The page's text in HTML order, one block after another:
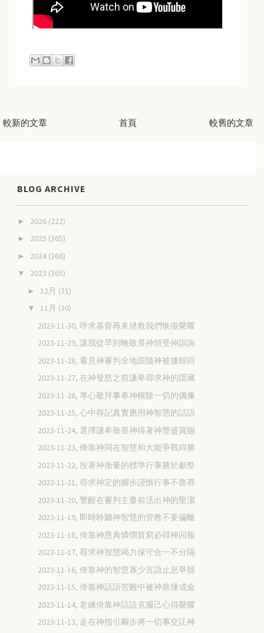
較新的文章 較舊的文章
首頁
BLOG ARCHIVE
► 2026 (222)
► 2025 (365)
► 2024 (366)
▼ 2023 (365)
► 12月 (31)
▼ 11月 (30)
2023-11-30, 呼求基督再來拯救我們恢復榮耀
2023-11-29, 讓我從早到晚敬畏神領受神訓誨
2023-11-28, 看見神審判全地跟隨神被擄歸回
2023-11-27, 在神發怒之前謙卑尋求神的隱藏
2023-11-26, 專心敬拜事奉神根除一切的偶像
2023-11-25, 心中存記真實應用神智慧的話語
2023-11-24, 選擇謙卑敬畏神得著神豐盛賞賜
2023-11-23, 倚靠神同在智慧和大能爭戰得勝
2023-11-22, 按著神衡量的標準行事勝於獻祭
2023-11-21, 尋求神定的腳步謹慎行事不魯莽
2023-11-20, 警醒在審判主臺前活出神的聖潔
2023-11-19, 即時聆聽神智慧的管教不要偏離
2023-11-18, 倚靠神恩典憐憫貧窮必得神回報
2023-11-17, 尋求神智慧竭力保守合一不分隔
2023-11-16, 倚靠神的智慧寡少言語止息爭競
2023-11-15, 倚靠神話語苦難中被神熬煉成金
2023-11-14, 老練倚靠神話語克服己心得榮耀
2023-11-13, 走在神指引腳步將一切事交託神